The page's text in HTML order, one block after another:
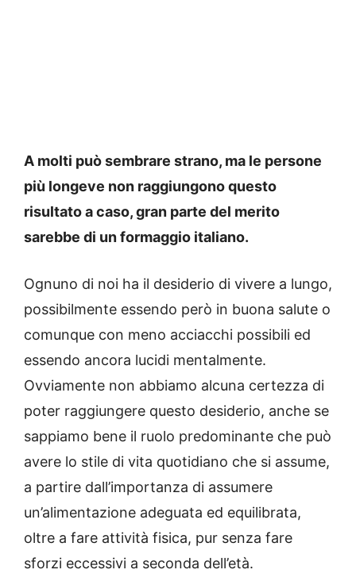
A molti può sembrare strano, ma le persone
più longeve non raggiungono questo
risultato a caso, gran parte del merito
sarebbe di un formaggio italiano.
Ognuno di noi ha il desiderio di vivere a lungo,
possibilmente essendo però in buona salute o
comunque con meno acciacchi possibili ed
essendo ancora lucidi mentalmente.
Ovviamente non abbiamo alcuna certezza di
poter raggiungere questo desiderio, anche se
sappiamo bene il ruolo predominante che può
avere lo stile di vita quotidiano che si assume,
a partire dall’importanza di assumere
un’alimentazione adeguata ed equilibrata,
oltre a fare attività fisica, pur senza fare
sforzi eccessivi a seconda dell’età.